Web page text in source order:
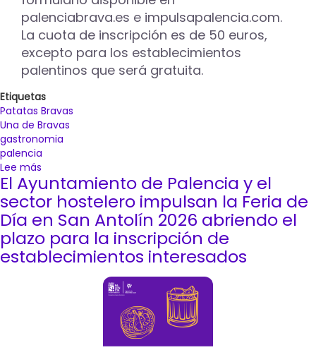
palenciabrava.es e impulsapalencia.com.
La cuota de inscripción es de 50 euros,
excepto para los establecimientos
palentinos que será gratuita.
Etiquetas
Patatas Bravas
Una de Bravas
gastronomia
palencia
Lee más
Palencia
se
pone
brava,
por
séptima
vez,
El Ayuntamiento de Palencia y el
sector hostelero impulsan la Feria de
Día en San Antolín 2026 abriendo el
plazo para la inscripción de
establecimientos interesados